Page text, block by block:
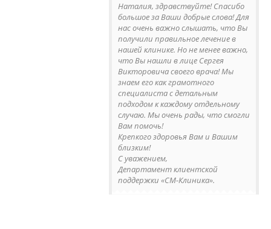
Наталия, здравствуйте! Спасибо
большое за Ваши добрые слова! Для
нас очень важно слышать, что Вы
получили правильное лечение в
нашей клинике. Но не менее важно,
что Вы нашли в лице Сергея
Викторовича своего врача! Мы
знаем его как грамотного
специалиста с детальным
подходом к каждому отдельному
случаю. Мы очень рады, что смогли
Вам помочь!
Крепкого здоровья Вам и Вашим
близким!
С уважением,
Департамент клиентской
поддержки «СМ-Клиника».